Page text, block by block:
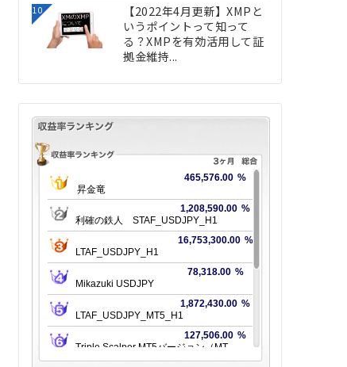
10
【2022年4月更新】XMPと
いうポイントって知って
る？XMPを有効活用して証
拠金維持...